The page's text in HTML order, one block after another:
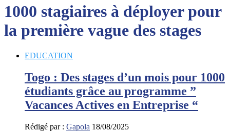
1000 stagiaires à déployer pour
la première vague des stages
EDUCATION
Togo : Des stages d’un mois pour 1000
étudiants grâce au programme ”
Vacances Actives en Entreprise “
Rédigé par : Gapola 18/08/2025